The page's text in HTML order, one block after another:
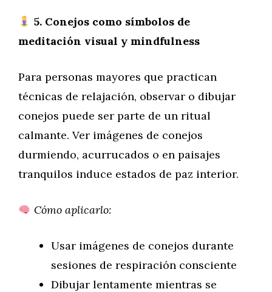
5. Conejos como símbolos de
meditación visual y mindfulness
Para personas mayores que practican
técnicas de relajación, observar o dibujar
conejos puede ser parte de un ritual
calmante. Ver imágenes de conejos
durmiendo, acurrucados o en paisajes
tranquilos induce estados de paz interior.
Cómo aplicarlo:
Usar imágenes de conejos durante
sesiones de respiración consciente
Dibujar lentamente mientras se